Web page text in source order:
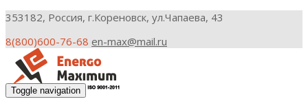
353182, Россия, г.Кореновск, ул.Чапаева, 43
8(800)600-76-68 en-max@mail.ru
Toggle navigation